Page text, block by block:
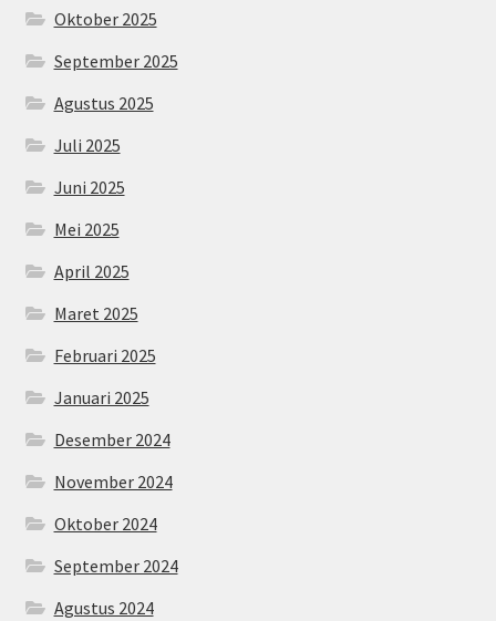
Oktober 2025
September 2025
Agustus 2025
Juli 2025
Juni 2025
Mei 2025
April 2025
Maret 2025
Februari 2025
Januari 2025
Desember 2024
November 2024
Oktober 2024
September 2024
Agustus 2024